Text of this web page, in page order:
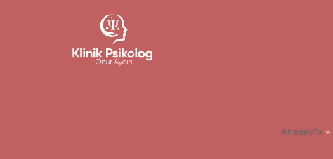
Anasayfa »